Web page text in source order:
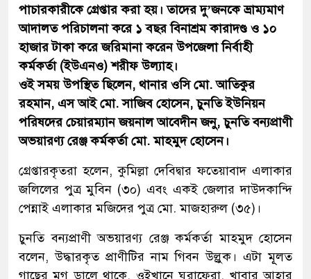
পাচারকারীকে গ্রেপ্তার করা হয়। তাদের দু’জনকে ভ্রাম্যমাণ
আদালত পরিচালনা করে ১ বছর বিনাশ্রম কারাদণ্ড ও ১০
হাজার টাকা করে জরিমানা করেন উপজেলা নির্বাহী
কর্মকর্তা (ইউএনও) শরীফ উল্যাহ।
ওই সময় উপস্থিত ছিলেন, থানার ওসি মো. আতিকুর
রহমান, এস আই মো. সাজিব হোসেন, চুনতি ইউনিয়ন
পরিষদের চেয়ারম্যান জয়নাল আবেদীন জনু, চুনতি বন্যপ্রাণী
অভয়ারণ্য রেঞ্জ কর্মকর্তা মো. মাহমুদ হোসেন।
গ্রেপ্তারকৃতরা হলেন, কুমিল্লা দেবিদ্বার ফতেয়াবাদ এলাকার
জলিলের পুত্র মুবিন (৩০) এবং একই জেলার দাউদকান্দি
পেন্নাই এলাকার মজিদের পুত্র মো. মাজহারুল (৩৫)।
চুনতি বন্যপ্রাণী অভয়ারণ্য রেঞ্জ কর্মকর্তা মাহমুদ হোসেন
বলেন, উদ্ধারকৃত প্রাণীটির নাম গিবন উল্লুক। এটা মূূলত
গাছের মগ ডালে থাকে, ওইখানে ঘুরাফেরা, খাবার আহার